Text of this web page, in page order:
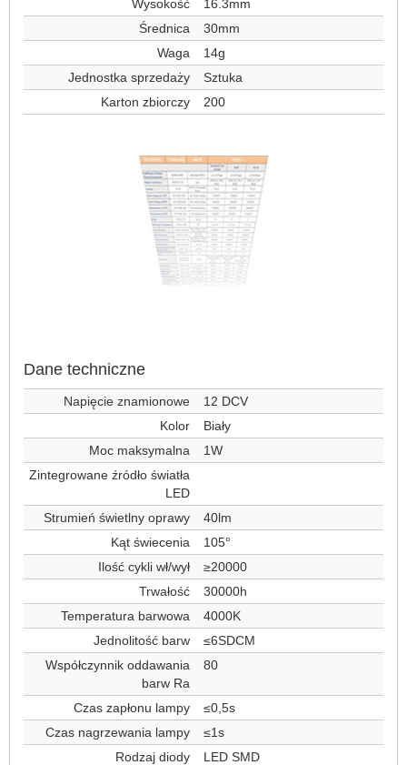
Wysokość
16.3mm
Średnica
30mm
Waga
14g
Jednostka sprzedaży
Sztuka
Karton zbiorczy
200
Dane techniczne
Napięcie znamionowe
12 DCV
Kolor
Biały
Moc maksymalna
1W
Zintegrowane źródło światła
LED
Strumień świetlny oprawy
40lm
Kąt świecenia
105°
Ilość cykli wł/wył
≥20000
Trwałość
30000h
Temperatura barwowa
4000K
Jednolitość barw
≤6SDCM
Współczynnik oddawania
barw Ra
80
Czas zapłonu lampy
≤0,5s
Czas nagrzewania lampy
≤1s
Rodzaj diody
LED SMD